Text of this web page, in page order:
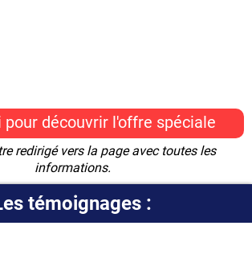
pour découvrir l'offre spéciale
redirigé vers la page avec toutes les
informations.
témoignages :